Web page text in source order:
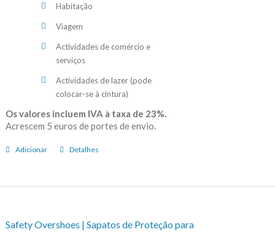
Habitação
Viagem
Actividades de comércio e
serviços
Actividades de lazer (pode
colocar-se à cintura)
Os valores incluem IVA à taxa de 23%.
Acrescem 5 euros de portes de envio.
Adicionar Detalhes
Safety Overshoes | Sapatos de Proteção para